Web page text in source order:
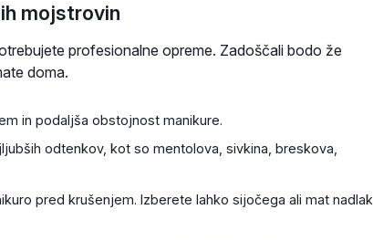
mojstrovin
profesionalne opreme. Zadoščali bodo že
doma.
in podaljša obstojnost manikure.
odtenkov, kot so mentolova, sivkina, breskova,
pred krušenjem. Izberete lahko sijočega ali mat nadlak